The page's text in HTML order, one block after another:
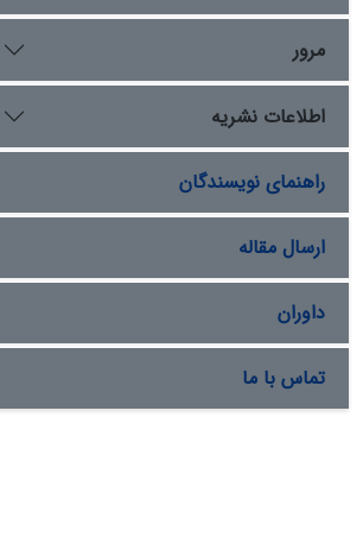
مرور
اطلاعات نشریه
راهنمای نویسندگان
ارسال مقاله
داوران
تماس با ما